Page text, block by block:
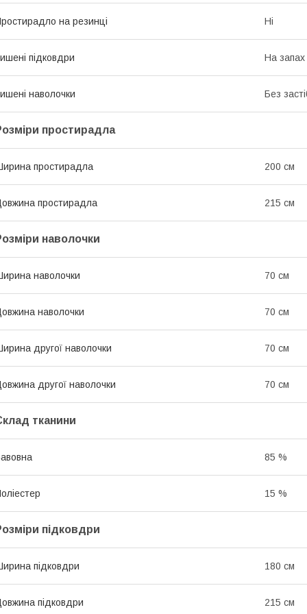
на резинці Ні
підковдри На запах
наволочки Без
простирадла
простирадла 200 см
простирадла 215 см
наволочки
наволочки 70 см
наволочки 70 см
другої наволочки 70 см
другої наволочки 70 см
тканини
85 %
15 %
підковдри
підковдри 180 см
підковдри 215 см